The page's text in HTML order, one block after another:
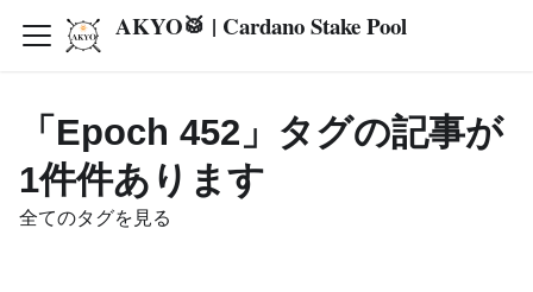
AKYO🥁 | Cardano Stake Pool
「Epoch 452」タグの記事が
1件件あります
全てのタグを見る